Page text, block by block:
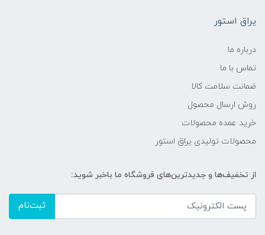
یراق استور
درباره ما
تماس با ما
ضمانت سلامت کالا
روش ارسال محصول
خرید عمده محصولات
محصولات تولیدی یراق استور
از تخفیف‌ها و جدیدترین‌های فروشگاه ما باخبر شوید:
ثبت‌نام